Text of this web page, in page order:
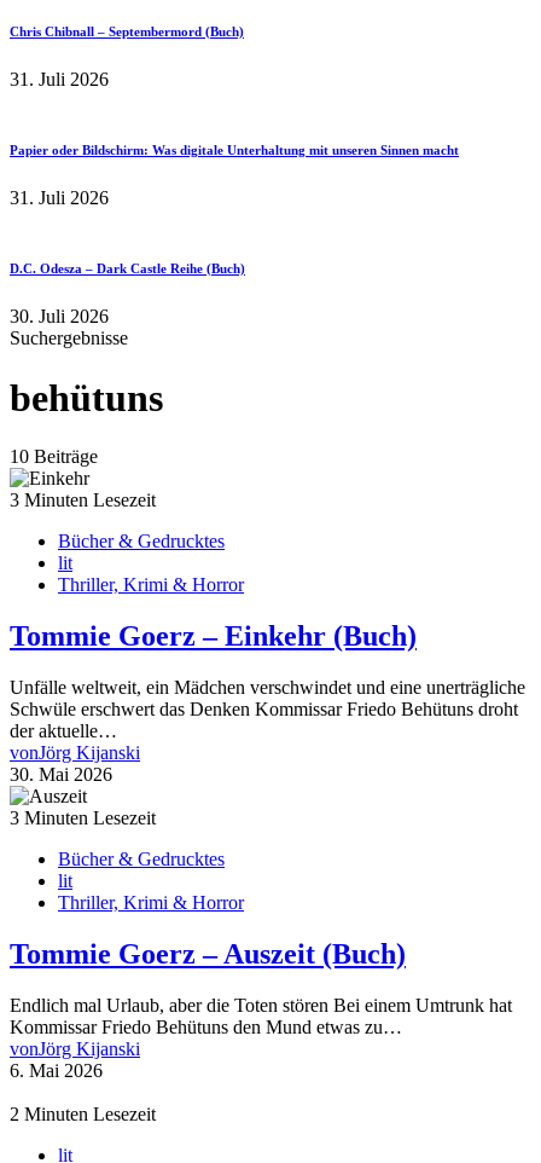
Chris Chibnall – Septembermord (Buch)
31. Juli 2026
Papier oder Bildschirm: Was digitale Unterhaltung mit unseren Sinnen macht
31. Juli 2026
D.C. Odesza – Dark Castle Reihe (Buch)
30. Juli 2026
Suchergebnisse
behütuns
10 Beiträge
3 Minuten Lesezeit
Bücher & Gedrucktes
lit
Thriller, Krimi & Horror
Tommie Goerz – Einkehr (Buch)
Unfälle weltweit, ein Mädchen verschwindet und eine unerträgliche
Schwüle erschwert das Denken Kommissar Friedo Behütuns droht
der aktuelle…
vonJörg Kijanski
30. Mai 2026
3 Minuten Lesezeit
Bücher & Gedrucktes
lit
Thriller, Krimi & Horror
Tommie Goerz – Auszeit (Buch)
Endlich mal Urlaub, aber die Toten stören Bei einem Umtrunk hat
Kommissar Friedo Behütuns den Mund etwas zu…
vonJörg Kijanski
6. Mai 2026
2 Minuten Lesezeit
lit